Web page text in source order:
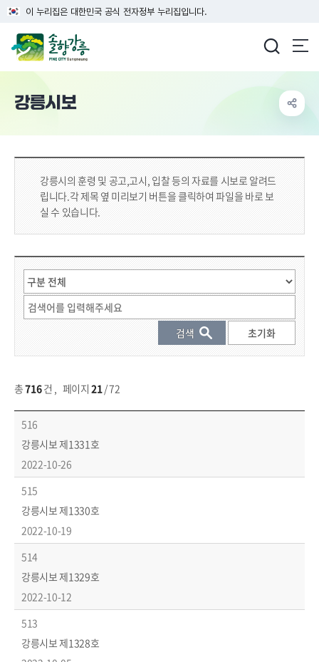
이 누리집은 대한민국 공식 전자정부 누리집입니다.
강릉시보
강릉시의 훈령 및 공고,고시, 입찰 등의 자료를 시보로 알려드
립니다.각 제목 옆 미리보기 버튼을 클릭하여 파일을 바로 보
실 수 있습니다.
총716건 , 페이지21/ 72
516
강릉시보 제1331호
2022-10-26
515
강릉시보 제1330호
2022-10-19
514
강릉시보 제1329호
2022-10-12
513
강릉시보 제1328호